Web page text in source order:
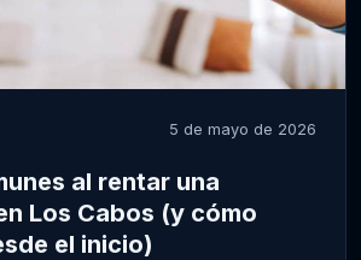
5 de mayo de 2026
al rentar una
Los Cabos (y cómo
el inicio)